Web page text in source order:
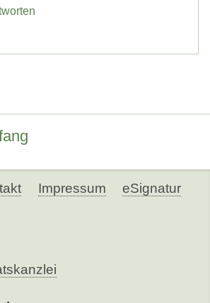
Impressum eSignatur